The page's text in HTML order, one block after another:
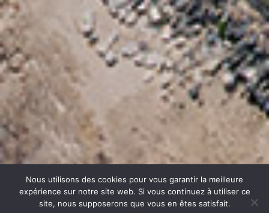
Nous utilisons des cookies pour vous garantir la meilleure
expérience sur notre site web. Si vous continuez à utiliser ce
site, nous supposerons que vous en êtes satisfait.